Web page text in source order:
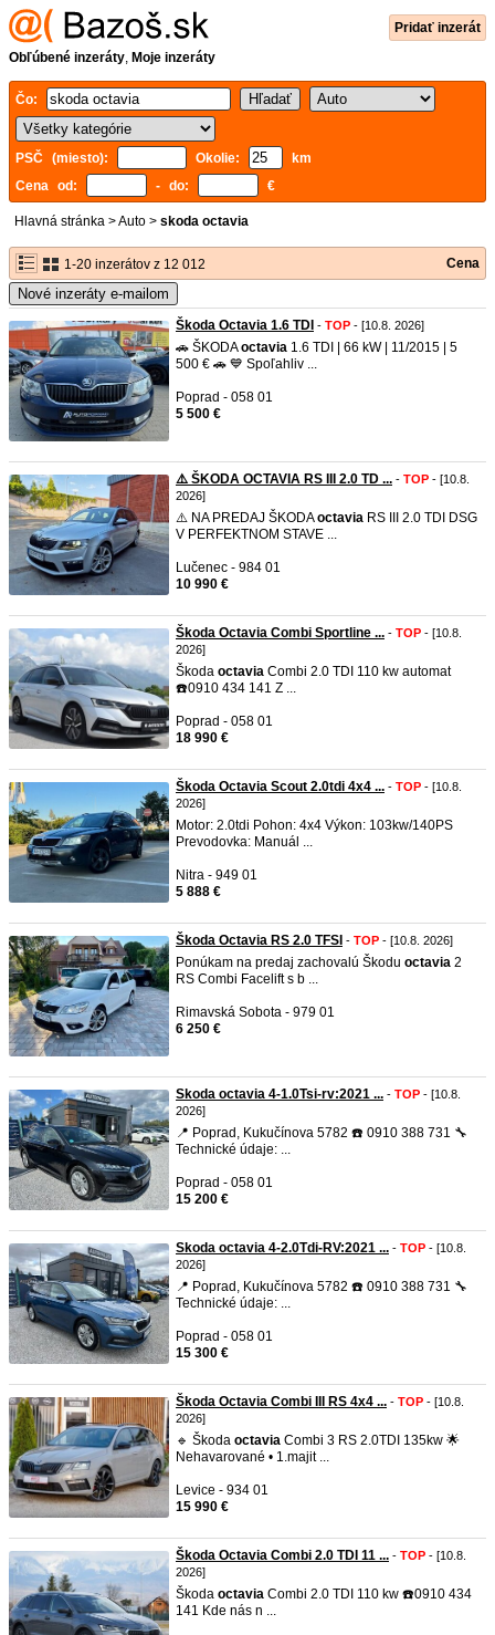
Pridať inzerát
Obľúbené inzeráty, Moje inzeráty
Čo:
PSČ (miesto): Okolie:
km
Cena od:
- do: €
Hlavná stránka >Auto > skoda octavia
1-20 inzerátov z 12 012 Cena
Nové inzeráty e-mailom
Škoda Octavia 1.6 TDI - TOP - [10.8. 2026]
🚗 ŠKODAoctavia 1.6 TDI | 66 kW | 11/2015 | 5
500 € 🚗 💙 Spoľahliv ...
Poprad - 058 01
5 500 €
⚠️ ŠKODA OCTAVIA RS III 2.0 TD ... - TOP - [10.8.
2026]
⚠️ NA PREDAJ ŠKODAoctavia RS III 2.0 TDI DSG
V PERFEKTNOM STAVE ...
Lučenec - 984 01
10 990 €
Škoda Octavia Combi Sportline ... - TOP - [10.8.
2026]
Škoda octavia Combi 2.0 TDI 110 kw automat
☎️0910 434 141 Z ...
Poprad - 058 01
18 990 €
Škoda Octavia Scout 2.0tdi 4x4 ... - TOP - [10.8.
2026]
Motor: 2.0tdi Pohon: 4x4 Výkon: 103kw/140PS
Prevodovka: Manuál ...
Nitra - 949 01
5 888 €
Škoda Octavia RS 2.0 TFSI - TOP - [10.8. 2026]
Ponúkam na predaj zachovalú Škodu octavia 2
RS Combi Facelift s b ...
Rimavská Sobota - 979 01
6 250 €
Skoda octavia 4-1.0Tsi-rv:2021 ... - TOP - [10.8.
2026]
📍 Poprad, Kukučínova 5782 ☎️ 0910 388 731 🔧
Technické údaje: ...
Poprad - 058 01
15 200 €
Skoda octavia 4-2.0Tdi-RV:2021 ... - TOP - [10.8.
2026]
📍 Poprad, Kukučínova 5782 ☎️ 0910 388 731 🔧
Technické údaje: ...
Poprad - 058 01
15 300 €
Škoda Octavia Combi III RS 4x4 ... - TOP - [10.8.
2026]
🔹 Škoda octavia Combi 3 RS 2.0TDI 135kw 🌟
Nehavarované • 1.majit ...
Levice - 934 01
15 990 €
Škoda Octavia Combi 2.0 TDI 11 ... - TOP - [10.8.
2026]
Škoda octavia Combi 2.0 TDI 110 kw ☎️0910 434
141 Kde nás n ...